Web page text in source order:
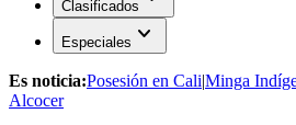
Clasificados
Especiales expand_more
Es noticia:Posesión en Cali|Minga
Alcocer